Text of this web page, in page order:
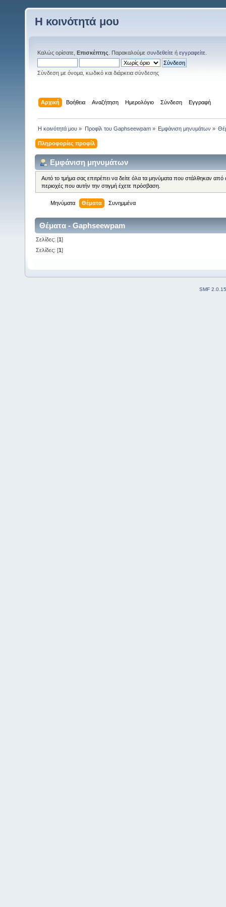
Η κοινότητά μου
Καλώς ορίσατε, Επισκέπτης . Παρακαλούμε συνδεθείτε ή εγγραφείτε
Σύνδεση με όνομα, κωδικό και διάρκεια σύνδεσης
Αρχική Βοήθεια Αναζήτηση Ημερολόγιο Σύνδεση Εγγραφή
Η κοινότητά μου » Προφίλ του Gaphseewpam» Εμφάνιση μηνυμάτων »
Πληροφορίες προφίλ
Εμφάνιση μηνυμάτων
Αυτό το τμήμα σας επιτρέπει να δείτε όλα τα μηνύματα που στάλθηκαν
περιοχές που αυτήν την στιγμή έχετε πρόσβαση.
Μηνύματα Θέματα Συνημμένα
Θέματα - Gaphseewpam
Σελίδες: [1]
Σελίδες: [1]
SMF 2.0.15